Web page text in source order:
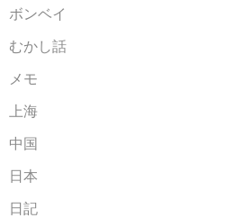
ボンベイ
むかし話
メモ
上海
中国
日本
日記